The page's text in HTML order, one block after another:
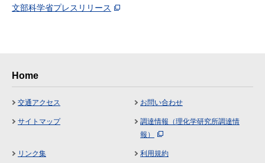
文部科学省プレスリリース
Home
交通アクセス お問い合わせ
サイトマップ
調達情報（理化学研究所調達情
報）
リンク集 利用規約